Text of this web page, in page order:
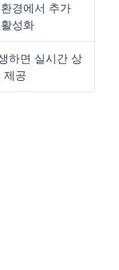
경에서 추가
성화
하면 실시간 상
제공